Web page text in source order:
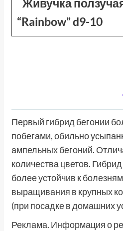
Живучка
“Rainbow” d9-10
Первый гибрид бегонии
побегами, обильно
ампельных бегоний.
количества цветов.
более устойчив к
выращивания в крупных
(при посадке в домашних
Реклама. Информация о